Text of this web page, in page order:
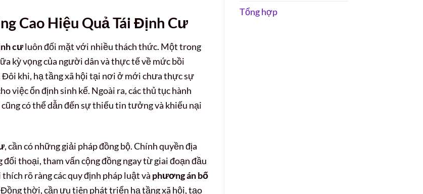
Cao Hiệu Quả Tái Định Cư
cưluôn đối mặt với nhiều thách thức. Một trong
kỳ vọng của người dân và thực tế về mức bồi
khi, hạ tầng xã hội tại nơi ở mới chưa thực sự
việc ổn định sinh kế. Ngoài ra, các thủ tục hành
có thể dẫn đến sự thiếu tin tưởng và khiếu nại
, cần có những giải pháp đồng bộ. Chính quyền địa
thoại, tham vấn cộng đồng ngay từ giai đoạn đầu
rõ ràng các quy định pháp luật và phương án bố
thời, cần ưu tiên phát triển hạ tầng xã hội, tạo
Tổng hợp